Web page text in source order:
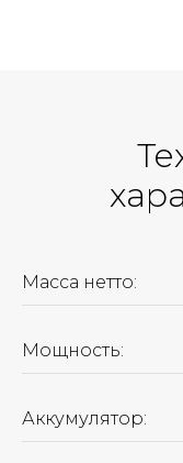
Масса нетто:
Мощность:
Аккумулятор: